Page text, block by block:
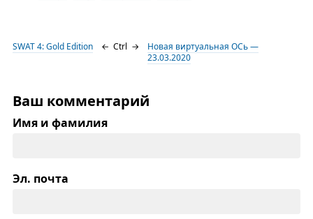
SWAT 4: Gold Edition ← Ctrl →
Новая виртуальная ОСь —
23.03.2020
Ваш комментарий
Имя и фамилия
Эл. почта